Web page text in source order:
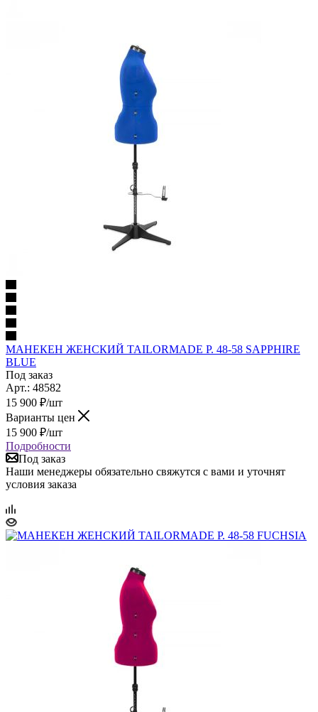
МАНЕКЕН ЖЕНСКИЙ TAILORMADE Р. 48-58 SAPPHIRE
BLUE
Под заказ
Арт.: 48582
15 900 ₽/шт
Варианты цен
15 900 ₽/шт
Подробности
Под заказ
Наши менеджеры обязательно свяжутся с вами и уточнят
условия заказа